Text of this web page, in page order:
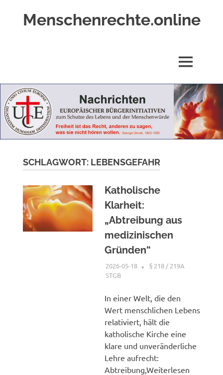
Menschenrechte.online
Geborene
wie
für
Ungeborene
MENÜ
SCHLAGWORT: LEBENSGEFAHR
Katholische
Klarheit:
„Abtreibung aus
medizinischen
Gründen“
2026-05-18 XX
§ 218 / 219A
STGB
In einer Welt, die den
Wert menschlichen Lebens
relativiert, hält die
katholische Kirche eine
klare und unveränderliche
Lehre aufrecht:
Abtreibung,Weiterlesen